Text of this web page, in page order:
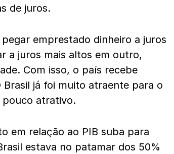
de juros.
emprestado dinheiro a juros
a juros mais altos em outro,
Com isso, o país recebe
já foi muito atraente para o
pouco atrativo.
em relação ao PIB suba para
estava no patamar dos 50%